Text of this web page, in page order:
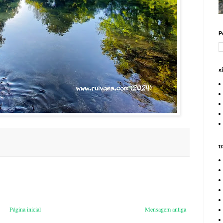
Mensagem antiga
Página inicial